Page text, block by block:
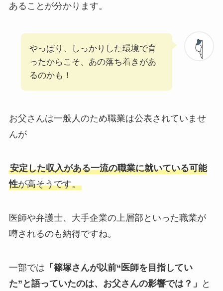
あることが分かります。
やっぱり、しっかりした環境で育
ったからこそ、あの落ち着きがあ
るのかも！
お父さんは一般人のため職業は公表されていませ
んが
安定した収入がある一流の職業に就いている可能
性が高そうです。
医師や弁護士、大手企業の上層部といった職業が
噂されるのも納得ですね。
一部では 「篠塚さんが以前“医師を目指してい
た”と語っていたのは、お父さんの影響では？」
と